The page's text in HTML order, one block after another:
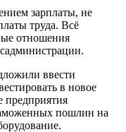
зарплаты, не
труда. Всё
отношения
ввести
в новое
предприятия
пошлин на